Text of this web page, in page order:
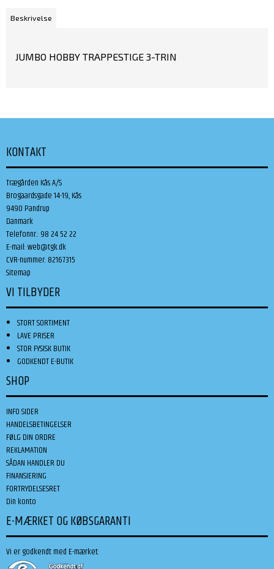
Beskrivelse
JUMBO HOBBY TRAPPESTIGE 3-TRIN
KONTAKT
Trægården Kås A/S
Brogaardsgade 14-19, Kås
9490 Pandrup
Danmark
Telefonnr.: 98 24 52 22
E-mail:web@tgk.dk
CVR-nummer: 82167315
Sitemap
VI TILBYDER
STORT SORTIMENT
LAVE PRISER
STOR FYSISK BUTIK
GODKENDT E-BUTIK
SHOP
INFO SIDER
HANDELSBETINGELSER
FØLG DIN ORDRE
REKLAMATION
SÅDAN HANDLER DU
FINANSIERING
FORTRYDELSESRET
Din konto
E-MÆRKET OG KØBSGARANTI
Vi er godkendt med E-mærket: